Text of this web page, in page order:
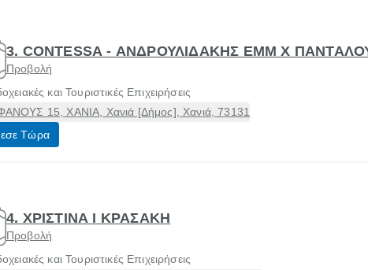
3. CONTESSA - ΑΝΔΡΟΥΛΙΔΑΚΗΣ ΕΜΜ Χ
Προβολή
και Τουριστικές Επιχειρήσεις
15, ΧΑΝΙΑ, Χανιά [Δήμος], Χανιά, 73131
Τώρα
4. ΧΡΙΣΤΙΝΑ Ι ΚΡΑΣΑΚΗ
Προβολή
και Τουριστικές Επιχειρήσεις